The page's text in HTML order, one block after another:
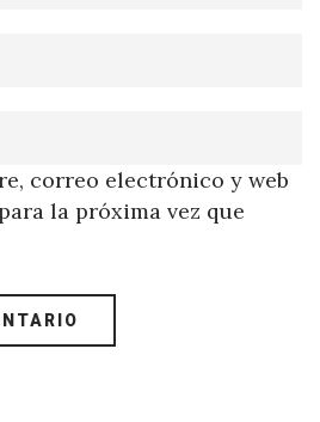
correo electrónico y web
la próxima vez que